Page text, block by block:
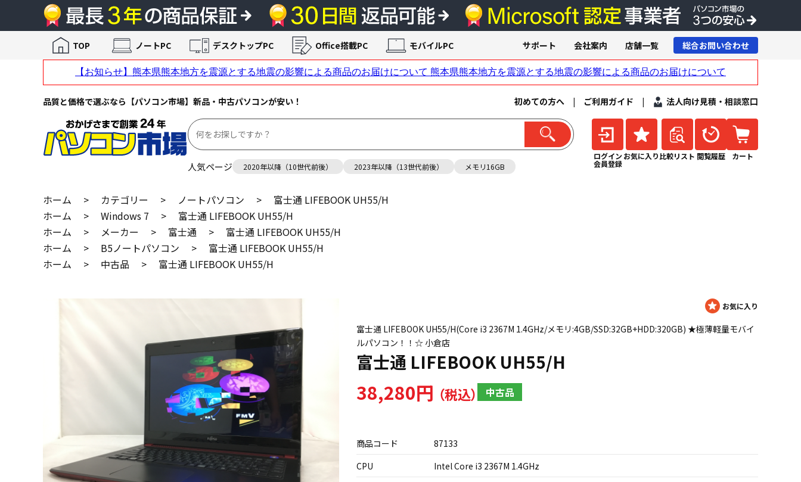
品質と価格で選ぶなら【パソコン市場】新品・中古パソコンが安い！ 初めての方へ | ご利用ガイド | 法人向け見積・相談窓口
人気ページ 2020年以降（10世代前後） 2023年以降（13世代前後） メモリ16GB
ログイン
会員登録
お気に入り 比較リスト 閲覧履歴 カート
TOP ノートPC デスクトップPC Office搭載PC モバイルPC サポート 会社案内 店舗一覧 総合お問い合わせ
ホーム > カテゴリー > ノートパソコン >
富士通 LIFEBOOK UH55/H
ホーム
> Windows 7 >
富士通 LIFEBOOK UH55/H
ホーム
> メーカー > 富士通 >
富士通 LIFEBOOK UH55/H
ホーム
> B5ノートパソコン >
富士通 LIFEBOOK UH55/H
ホーム
> 中古品 > 富士通 LIFEBOOK UH55/H
富士通 LIFEBOOK UH55/H(Core i3 2367M 1.4GHz/メモリ:4GB/SSD:32GB+HDD:320GB) ★極薄軽量モバイ
ルパソコン！！☆ 小倉店
富士通 LIFEBOOK UH55/H
38,280円 中古品
商品コード
87133
CPU
Intel Core i3 2367M 1.4GHz